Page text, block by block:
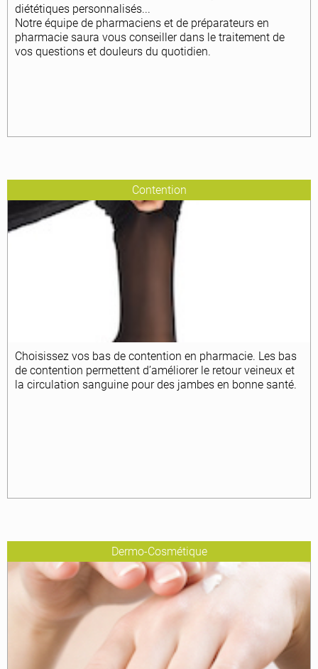
diététiques personnalisés...
Notre équipe de pharmaciens et de préparateurs en
pharmacie saura vous conseiller dans le traitement de
vos questions et douleurs du quotidien.
Contention
Choisissez vos bas de contention en pharmacie. Les bas
de contention permettent d’améliorer le retour veineux et
la circulation sanguine pour des jambes en bonne santé.
Dermo-Cosmétique